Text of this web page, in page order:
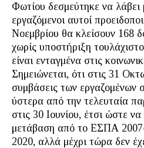
Φωτίου δεσμεύτηκε να λάβει
εργαζόμενοι αυτοί
Νοεμβρίου θα κλείσουν 168
χωρίς υποστήριξη
είναι ενταγμένα στις
Σημειώνεται, ότι στις 31
συμβάσεις των εργαζομένων
ύστερα από την τελευταία
στις 30 Ιουνίου, έτσι ώστε
μετάβαση από το ΕΣΠΑ
2020, αλλά μέχρι τώρα δεν